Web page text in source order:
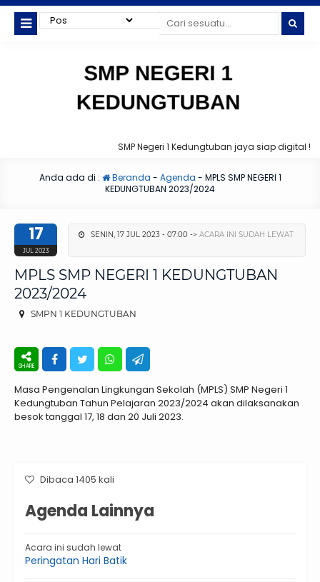
SMP Negeri 1 Kedungtuban jaya siap digital !
Anda ada di : Beranda - Agenda - MPLS SMP NEGERI 1
KEDUNGTUBAN 2023/2024
17
JUL 2023
SENIN, 17 JUL 2023 - 07:00 -> ACARA INI SUDAH LEWAT
MPLS SMP NEGERI 1 KEDUNGTUBAN
2023/2024
SMPN 1 KEDUNGTUBAN
Masa Pengenalan Lingkungan Sekolah (MPLS) SMP Negeri 1
Kedungtuban Tahun Pelajaran 2023/2024 akan dilaksanakan
besok tanggal 17, 18 dan 20 Juli 2023.
Dibaca 1405 kali
Agenda Lainnya
Acara ini sudah lewat
Peringatan Hari Batik